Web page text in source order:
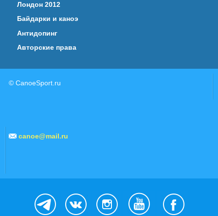
Лондон 2012
Байдарки и каноэ
Антидопинг
Авторские права
© CanoeSport.ru
canoe@mail.ru